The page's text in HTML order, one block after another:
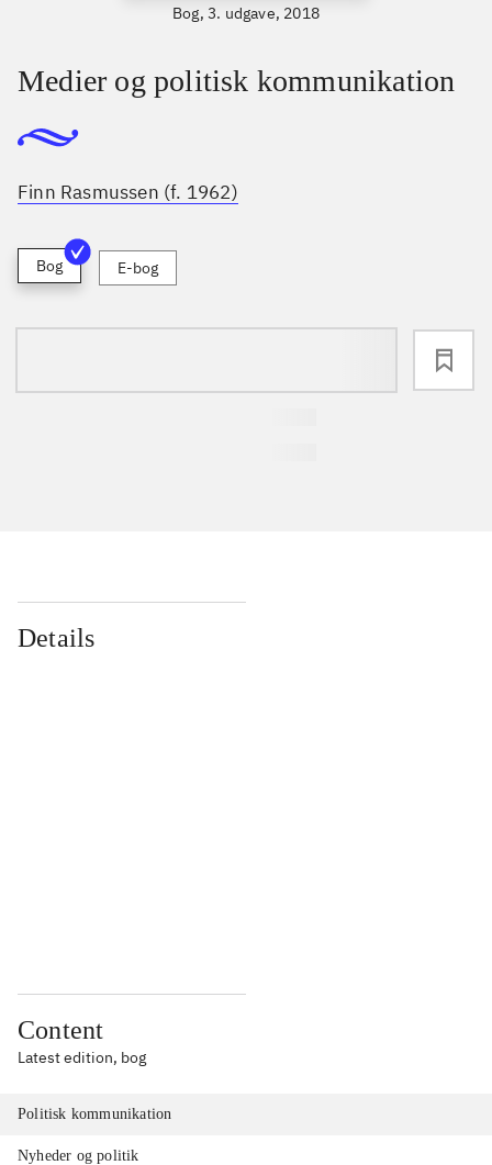
Bog, 3. udgave, 2018
Medier og politisk kommunikation
Finn Rasmussen (f. 1962)
Bog E-bog
Details
Content
Latest edition, bog
Politisk kommunikation
Nyheder og politik